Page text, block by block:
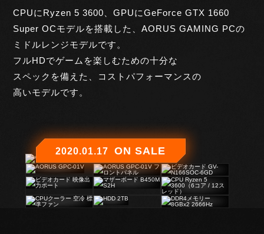
CPUにRyzen 5 3600、GPUにGeForce GTX 1660
Super OCモデルを搭載した、AORUS GAMING PCの
ミドルレンジモデルです。
フルHDでゲームを楽しむための十分な
スペックを備えた、コストパフォーマンスの
高いモデルです。
2020.01.17 ON SALE